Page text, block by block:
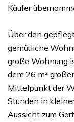
Käufer
Über den
gemütliche
große Wohnung
dem 26 m²
Mittelpunkt der
Stunden in
Aussicht zum